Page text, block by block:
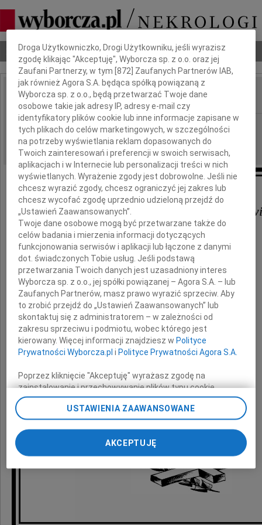
Nekrologi Odeszli Poradnik pogrzebowy
IMIĘ I NAZWISKO:
REGION: cała Polska
DATA EMISJI: 18.11.2009
Małgosi, Jurkowi i Piotrusiowi
wyrazy najgłębszego żalu i współczucia
z powodu śmierci
Agatki
Małgorzata Żak i Zygmunt Solorz-Żak
Dbamy o Twoją prywatność
Droga Użytkowniczko, Drogi Użytkowniku, jeśli wyrazisz
zgodę klikając "Akceptuję", Wyborcza sp. z o.o. oraz jej
Zaufani Partnerzy, w tym [872] Zaufanych Partnerów IAB,
jak również Agora S.A. będąca spółką powiązaną z
Wyborcza sp. z o.o., będą przetwarzać Twoje dane
osobowe takie jak adresy IP, adresy e-mail czy
identyfikatory plików cookie lub inne informacje zapisane w
tych plikach do celów marketingowych, w szczególności
na potrzeby wyświetlania reklam dopasowanych do
Twoich zainteresowań i preferencji w swoich serwisach,
aplikacjach i w Internecie lub personalizacji treści w nich
wyświetlanych. Wyrażenie zgody jest dobrowolne. Jeśli nie
chcesz wyrazić zgody, chcesz ograniczyć jej zakres lub
chcesz wycofać zgodę uprzednio udzieloną przejdź do
„Ustawień Zaawansowanych”.
Twoje dane osobowe mogą być przetwarzane także do
celów badania i mierzenia informacji dotyczących
funkcjonowania serwisów i aplikacji lub łączone z danymi
dot. świadczonych Tobie usług. Jeśli podstawą
przetwarzania Twoich danych jest uzasadniony interes
Wyborcza sp. z o.o., jej spółki powiązanej – Agora S.A. – lub
Zaufanych Partnerów, masz prawo wyrazić sprzeciw. Aby
to zrobić przejdź do „Ustawień Zaawansowanych” lub
skontaktuj się z administratorem – w zależności od
zakresu sprzeciwu i podmiotu, wobec którego jest
kierowany. Więcej informacji znajdziesz wPolityce
Prywatności Wyborcza.pl iPolityce Prywatności Agora S.A.
Poprzez kliknięcie "Akceptuję" wyrażasz zgodę na
zainstalowanie i przechowywanie plików typu cookie
Wyborczej sp. z o. o. jej Zaufanych Partnerów i Agora S.A.
na Twoim urządzeniu końcowym. Możesz też w każdej
chwili zmienić swoje preferencje dot. plików cookie,
ponownie wywołując narzędzie do zarządzania Twoimi
preferencjami dot. przetwarzania danych poprzez
odnośnik „Ustawienia prywatności” w stopce serwisu i
przechodząc do sekcji „Ustawienia zaawansowane”.
Zmiana ustawień plików cookie możliwa jest także za
USTAWIENIA ZAAWANSOWANE
AKCEPTUJĘ